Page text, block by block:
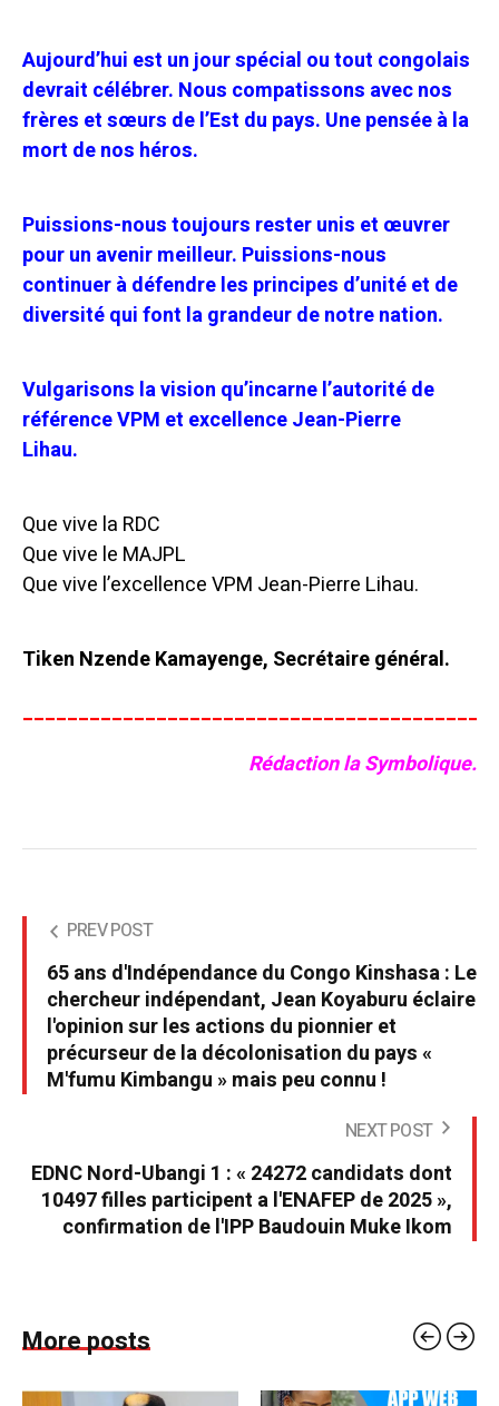
Aujourd’hui est un jour spécial ou tout congolais
devrait célébrer. Nous compatissons avec nos
frères et sœurs de l’Est du pays. Une pensée à la
mort de nos héros.
Puissions-nous toujours rester unis et œuvrer
pour un avenir meilleur. Puissions-nous
continuer à défendre les principes d’unité et de
diversité qui font la grandeur de notre nation.
Vulgarisons la vision qu’incarne l’autorité de
référence VPM et excellence Jean-Pierre
Lihau.
Que vive la RDC
Que vive le MAJPL
Que vive l’excellence VPM Jean-Pierre Lihau.
Tiken Nzende Kamayenge, Secrétaire général.
Rédaction la Symbolique.
PREV POST
65 ans d'Indépendance du Congo Kinshasa : Le
chercheur indépendant, Jean Koyaburu éclaire
l'opinion sur les actions du pionnier et
précurseur de la décolonisation du pays «
M'fumu Kimbangu » mais peu connu !
NEXT POST
EDNC Nord-Ubangi 1 : « 24272 candidats dont
10497 filles participent a l'ENAFEP de 2025 »,
confirmation de l'IPP Baudouin Muke Ikom
More posts